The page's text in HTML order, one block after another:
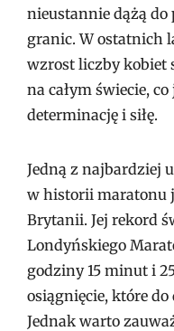
nieustannie dążą do
granic. W ostatnich
wzrost liczby kobiet
na całym świecie,
determinację i siłę.
Jedną z najbardziej
w historii maratonu
Brytanii. Jej rekord
Londyńskiego
godziny 15 minut i
osiągnięcie, które
Jednak warto